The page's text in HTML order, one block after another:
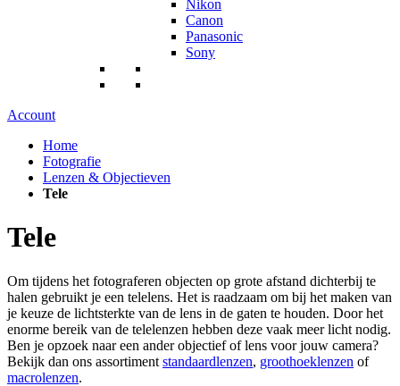
Nikon
Canon
Panasonic
Sony
Account
Home
Fotografie
Lenzen & Objectieven
Tele
Tele
Om tijdens het fotograferen objecten op grote afstand dichterbij te
halen gebruikt je een telelens. Het is raadzaam om bij het maken van
je keuze de lichtsterkte van de lens in de gaten te houden. Door het
enorme bereik van de telelenzen hebben deze vaak meer licht nodig.
Ben je opzoek naar een ander objectief of lens voor jouw camera?
Bekijk dan ons assortiment standaardlenzen, groothoeklenzen of
macrolenzen.